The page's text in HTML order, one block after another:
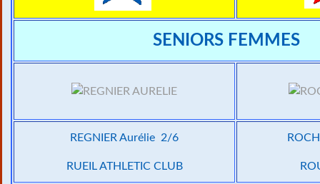
SENIORS FEMMES
REGNIER Aurélie 2/6
RUEIL ATHLETIC CLUB